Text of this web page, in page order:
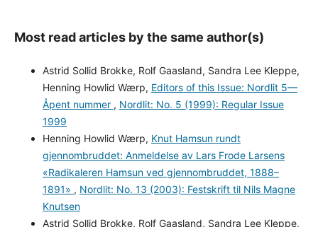
Most read articles by the same author(s)
Astrid Sollid Brokke, Rolf Gaasland, Sandra Lee Kleppe,
Henning Howlid Wærp, Editors of this Issue: Nordlit 5—
Åpent nummer , Nordlit: No. 5 (1999): Regular Issue
1999
Henning Howlid Wærp, Knut Hamsun rundt
gjennombruddet: Anmeldelse av Lars Frode Larsens
«Radikaleren Hamsun ved gjennombruddet, 1888–
1891» , Nordlit: No. 13 (2003): Festskrift til Nils Magne
Knutsen
Astrid Sollid Brokke, Rolf Gaasland, Sandra Lee Kleppe,